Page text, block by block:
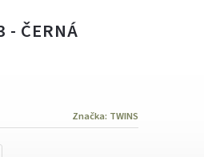
- ČERNÁ
Značka: TWINS